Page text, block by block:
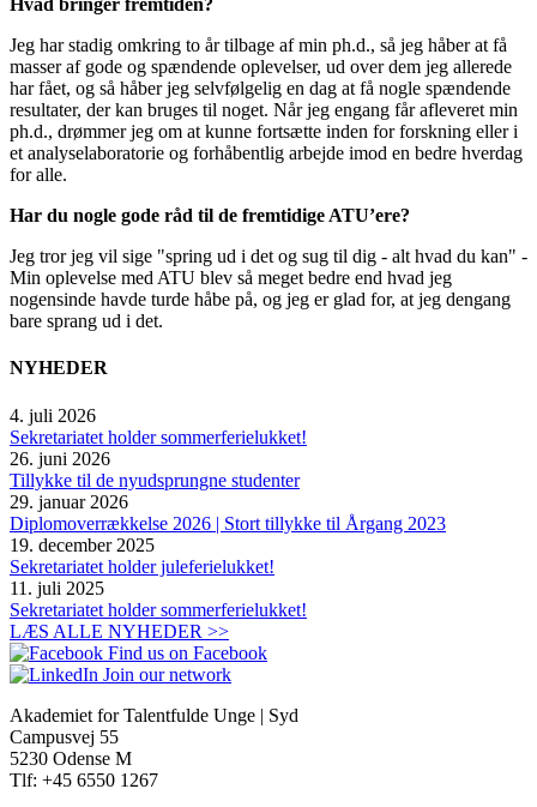
Hvad bringer fremtiden?
Jeg har stadig omkring to år tilbage af min ph.d., så jeg håber at få
masser af gode og spændende oplevelser, ud over dem jeg allerede
har fået, og så håber jeg selvfølgelig en dag at få nogle spændende
resultater, der kan bruges til noget. Når jeg engang får afleveret min
ph.d., drømmer jeg om at kunne fortsætte inden for forskning eller i
et analyselaboratorie og forhåbentlig arbejde imod en bedre hverdag
for alle.
Har du nogle gode råd til de fremtidige ATU’ere?
Jeg tror jeg vil sige "spring ud i det og sug til dig - alt hvad du kan" -
Min oplevelse med ATU blev så meget bedre end hvad jeg
nogensinde havde turde håbe på, og jeg er glad for, at jeg dengang
bare sprang ud i det.
NYHEDER
4. juli 2026
Sekretariatet holder sommerferielukket!
26. juni 2026
Tillykke til de nyudsprungne studenter
29. januar 2026
Diplomoverrækkelse 2026 | Stort tillykke til Årgang 2023
19. december 2025
Sekretariatet holder juleferielukket!
11. juli 2025
Sekretariatet holder sommerferielukket!
LÆS ALLE NYHEDER >>
Find us on Facebook
Join our network
Akademiet for Talentfulde Unge | Syd
Campusvej 55
5230 Odense M
Tlf: +45 6550 1267